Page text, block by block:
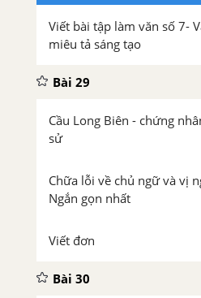
Viết bài tập làm văn số 7-
miêu tả sáng tạo
Bài 29
Cầu Long Biên - chứng
sử
Chữa lỗi về chủ ngữ và vị
Ngắn gọn nhất
Viết đơn
Bài 30